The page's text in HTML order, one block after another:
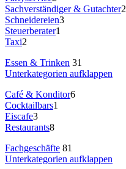
Sachverständiger & Gutachter2
Schneidereien3
Steuerberater1
Taxi2
Essen & Trinken 31
Unterkategorien aufklappen
Café & Konditor6
Cocktailbars1
Eiscafe3
Restaurants8
Fachgeschäfte 81
Unterkategorien aufklappen